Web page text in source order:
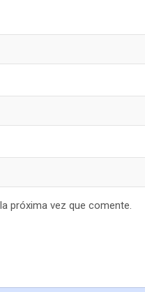
próxima vez que comente.